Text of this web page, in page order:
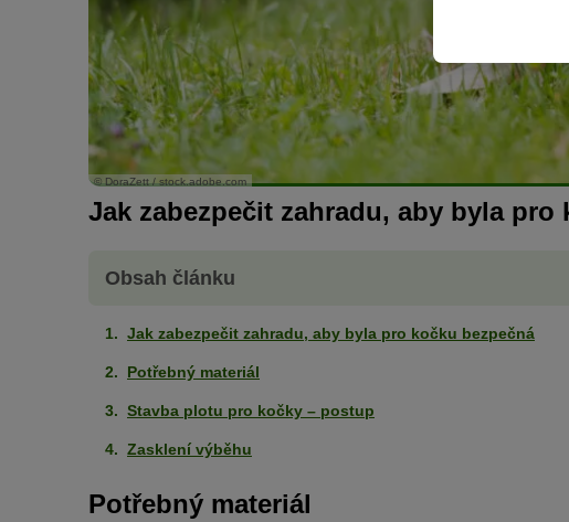
© DoraZett / stock.adobe.com
Jak zabezpečit zahradu, aby byla pro
Obsah článku
Jak zabezpečit zahradu, aby byla pro kočku bezpečná
Potřebný materiál
Stavba plotu pro kočky – postup
Zasklení výběhu
Potřebný materiál